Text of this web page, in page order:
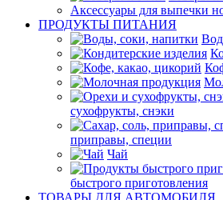
Аксессуары для выпечки
ПРОДУКТЫ ПИТАНИЯ
сухофрукты, снэки
приправы, специи
Чай
быстрого приготовления
ТОВАРЫ ДЛЯ АВТОМОБИЛЯ